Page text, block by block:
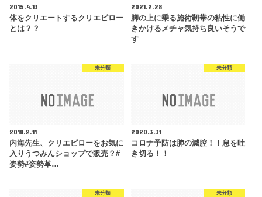
2015.4.13
体をクリエートするクリエピロー
とは？？
2021.2.28
脚の上に乗る施術靭帯の粘性に働
きかけるメチャ気持ち良いそうで
す
未分類
2018.2.11
内海先生、クリエピローをお気に
入りうつみんショップで販売？#
姿勢#姿勢革…
未分類
2020.3.31
コロナ予防は肺の減腔！！息を吐
き切る！！
未分類 未分類